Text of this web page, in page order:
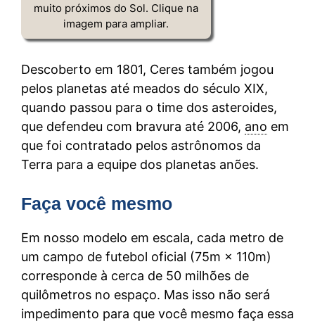
muito próximos do Sol. Clique na
imagem para ampliar.
Descoberto em 1801, Ceres também jogou
pelos planetas até meados do século XIX,
quando passou para o time dos asteroides,
que defendeu com bravura até 2006, ano em
que foi contratado pelos astrônomos da
Terra para a equipe dos planetas anões.
Faça você mesmo
Em nosso modelo em escala, cada metro de
um campo de futebol oficial (75m × 110m)
corresponde à cerca de 50 milhões de
quilômetros no espaço. Mas isso não será
impedimento para que você mesmo faça essa